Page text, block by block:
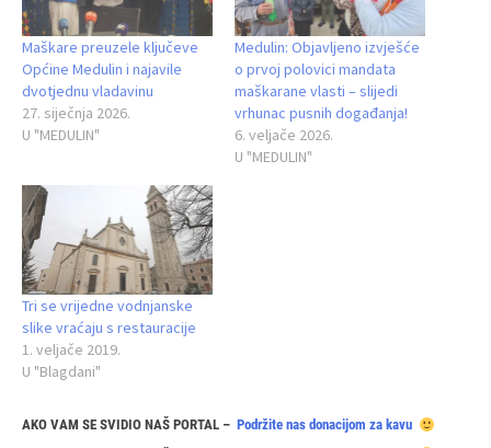
Maškare preuzele ključeve
Općine Medulin i najavile
dvotjednu vladavinu
27. siječnja 2026.
U "MEDULIN"
Medulin: Objavljeno izvješće
o prvoj polovici mandata
maškarane vlasti – slijedi
vrhunac pusnih događanja!
6. veljače 2026.
U "MEDULIN"
Tri se vrijedne vodnjanske
slike vraćaju s restauracije
1. veljače 2019.
U "Blagdani"
AKO VAM SE SVIDIO NAŠ PORTAL – Podržite nas donacijom za kavu